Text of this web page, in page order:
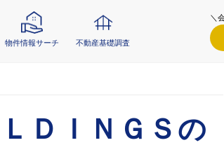
物件情報サーチ 不動産基礎調査
＼
ＤＩＮＧＳの